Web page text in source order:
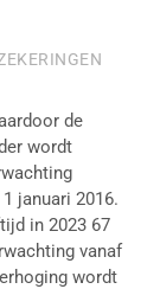
de
wordt
januari 2016.
in 2023 67
vanaf
wordt